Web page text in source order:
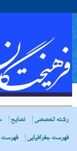
رشته تخصصی
نصایح
فهرست جغرافیایی
فهرست